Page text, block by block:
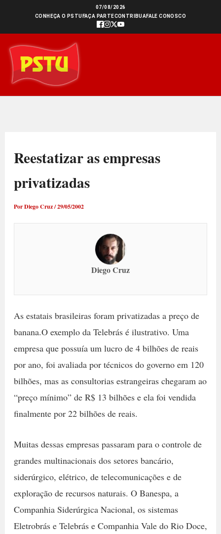
conteúdo
07/08/2026
CONHEÇA O PSTU FAÇA PARTECONTRIBUAFALE CONOSCO
Reestatizar as empresas
privatizadas
PorDiego Cruz/29/05/2002
Diego Cruz
As estatais brasileiras foram privatizadas a preço de
banana.O exemplo da Telebrás é ilustrativo. Uma
empresa que possuía um lucro de 4 bilhões de reais
por ano, foi avaliada por técnicos do governo em 120
bilhões, mas as consultorias estrangeiras chegaram ao
“preço mínimo” de R$ 13 bilhões e ela foi vendida
finalmente por 22 bilhões de reais.
Muitas dessas empresas passaram para o controle de
grandes multinacionais dos setores bancário,
siderúrgico, elétrico, de telecomunicações e de
exploração de recursos naturais. O Banespa, a
Companhia Siderúrgica Nacional, os sistemas
Eletrobrás e Telebrás e Companhia Vale do Rio Doce,